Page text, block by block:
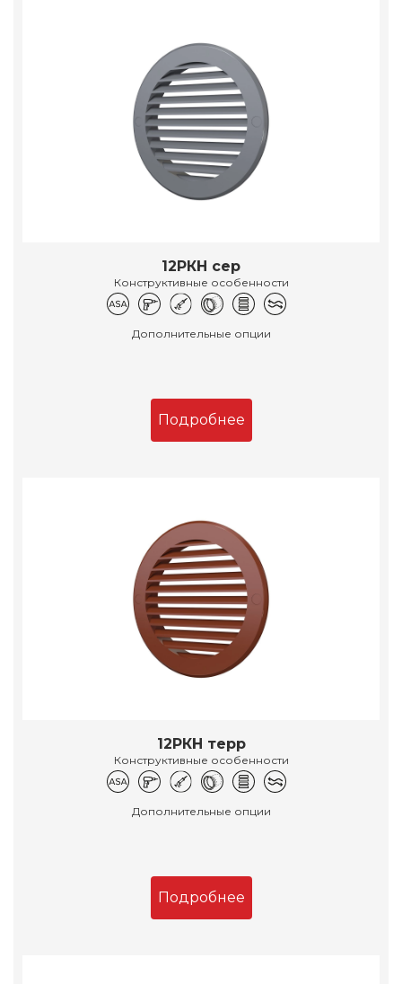
12РКН сер
Конструктивные особенности
Дополнительные опции
Подробнее
12РКН терр
Конструктивные особенности
Дополнительные опции
Подробнее